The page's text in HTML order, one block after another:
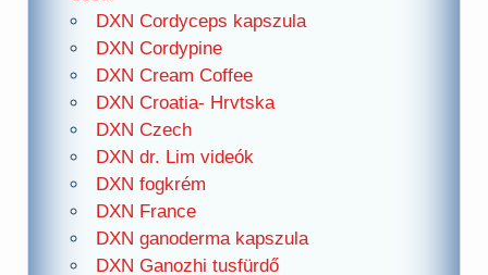
DXN Cordyceps kapszula
DXN Cordypine
DXN Cream Coffee
DXN Croatia- Hrvtska
DXN Czech
DXN dr. Lim videók
DXN fogkrém
DXN France
DXN ganoderma kapszula
DXN Ganozhi tusfürdő